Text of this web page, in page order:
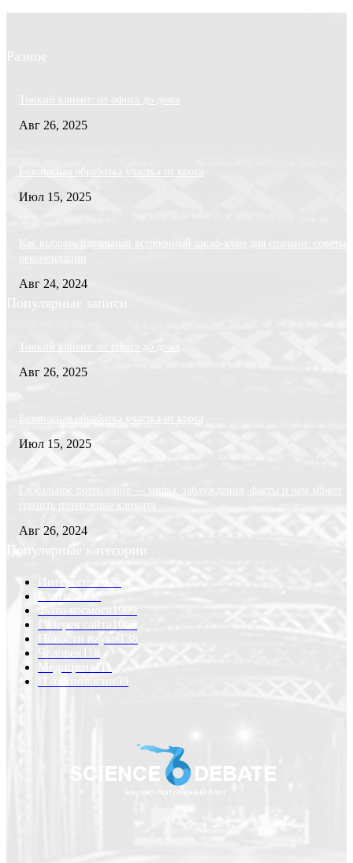
Разное
Тонкий клиент: от офиса до дома
Авг 26, 2025
Безопасная обработка участка от крота
Июл 15, 2025
Как выбрать идеальный встроенный шкаф-купе для спальни: советы
рекомендации
Авг 24, 2024
Популярные записи
Тонкий клиент: от офиса до дома
Авг 26, 2025
Безопасная обработка участка от крота
Июл 15, 2025
Глобальное потепление — мифы, заблуждения, факты и чем может
грозить потепление климата
Авг 26, 2024
Популярные категории
Интересно
Статьи
Фото космоса
1999
Галерея сайта 1068
Новости науки
Человек
Медицина
IT-технологии99